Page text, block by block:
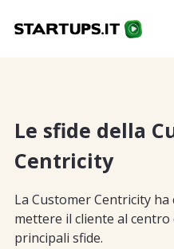
Le sfide della
Centricity
La Customer Centricity
mettere il cliente al centro
principali sfide.